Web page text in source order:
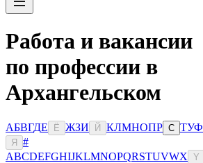
Работа и вакансии
по профессии в
Архангельском
АБВГДЕ Ё ЖЗИ Й КЛМНОПР С ТУФ
Я
#
ABCDEFGHIJKLMNOPQRSTUVWX Y